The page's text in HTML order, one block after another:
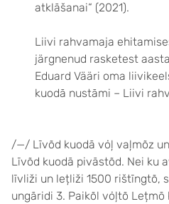
atklāšanai“ (2021).
Liivi rahvamaja
järgnenud rasketest
Eduard Vääri oma
kuodā nustāmi – Liivi
/—/ Līvõd kuodā vȯļ vaļmõz
Līvõd kuodā pivāstõd. Nei ku
līvliži un lețliži 1500 rištīngtõ,
ungāridi 3. Paikõl vȯļtõ